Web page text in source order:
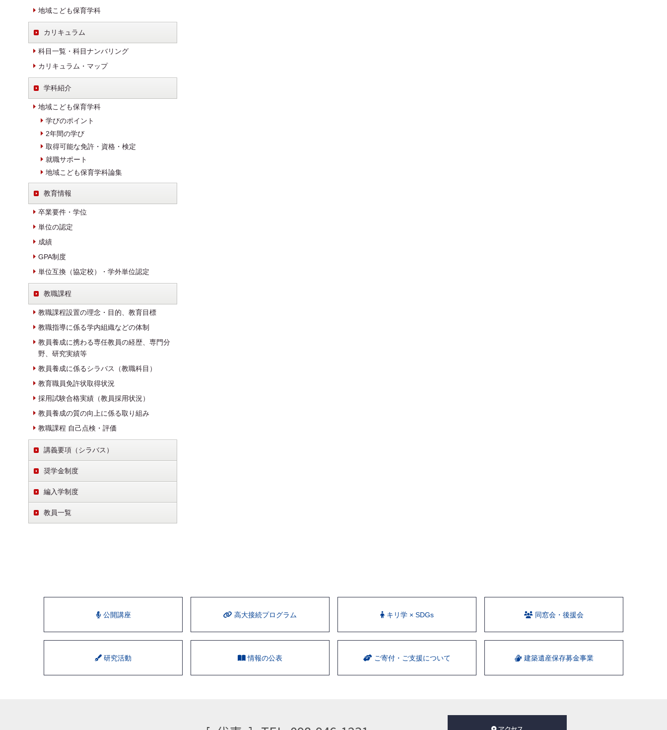
地域こども保育学科
カリキュラム
科目一覧・科目ナンバリング
カリキュラム・マップ
学科紹介
地域こども保育学科
学びのポイント
2年間の学び
取得可能な免許・資格・検定
就職サポート
地域こども保育学科論集
教育情報
卒業要件・学位
単位の認定
成績
GPA制度
単位互換（協定校）・学外単位認定
教職課程
教職課程設置の理念・目的、教育目標
教職指導に係る学内組織などの体制
教員養成に携わる専任教員の経歴、専門分
野、研究実績等
教員養成に係るシラバス（教職科目）
教育職員免許状取得状況
採用試験合格実績（教員採用状況）
教員養成の質の向上に係る取り組み
教職課程 自己点検・評価
講義要項（シラバス）
奨学金制度
編入学制度
教員一覧
公開講座 ⾼⼤接続プログラム キリ学 × SDGs 同窓会・後援会
研究活動 情報の公表 ご寄付・ご支援について 建築遺産保存募金事業